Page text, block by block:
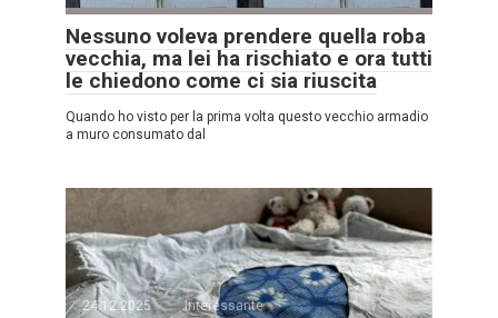
Nessuno voleva prendere quella roba
vecchia, ma lei ha rischiato e ora tutti
le chiedono come ci sia riuscita
Quando ho visto per la prima volta questo vecchio armadio
a muro consumato dal
24.12.2025
Interessante